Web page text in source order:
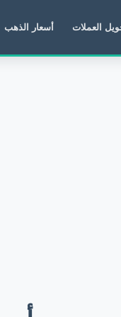
العملات أسعار الذهب